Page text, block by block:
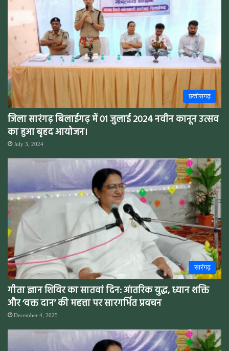
छत्तीसगढ़
जिला सारंगढ़ बिलाईगढ़ में 01 जुलाई 2024 नवीन कानून उत्सव
का हुआ बृहद आयोजन।
July 3, 2024
सारंगढ़
गीता ज्ञान शिविर का सातवां दिन: आंतरिक युद्ध, ध्यान शक्ति
और ‘वक्त दान’ की महत्ता पर सारगर्भित प्रवचन
December 4, 2025